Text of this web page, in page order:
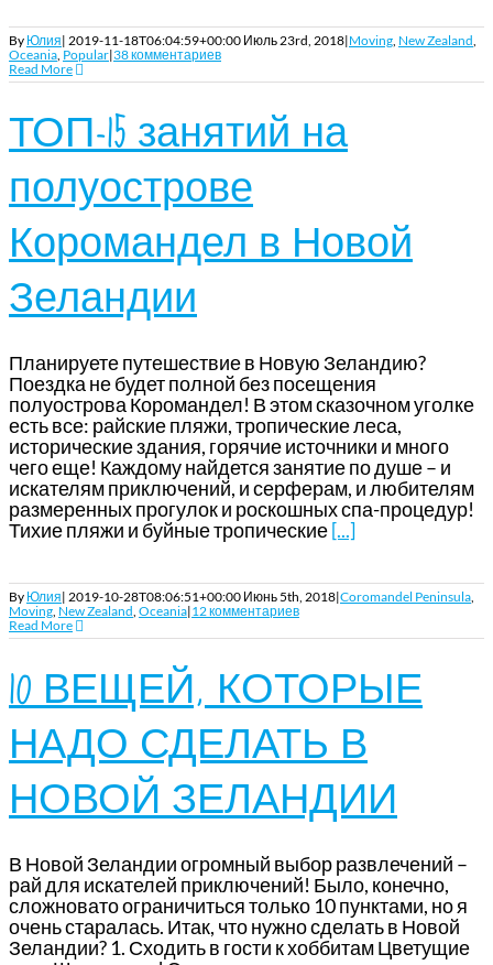
By Юлия| 2019-11-18T06:04:59+00:00 Июль 23rd, 2018|Moving, New Zealand,
Oceania, Popular|38 комментариев
Read More
ТОП-15 занятий на
полуострове
Коромандел в Новой
Зеландии
Планируете путешествие в Новую Зеландию?
Поездка не будет полной без посещения
полуострова Коромандел! В этом сказочном уголке
есть все: райские пляжи, тропические леса,
исторические здания, горячие источники и много
чего еще! Каждому найдется занятие по душе – и
искателям приключений, и серферам, и любителям
размеренных прогулок и роскошных спа-процедур!
Тихие пляжи и буйные тропические[...]
By Юлия| 2019-10-28T08:06:51+00:00 Июнь 5th, 2018|Coromandel Peninsula,
Moving, New Zealand, Oceania|12 комментариев
Read More
10 ВЕЩЕЙ, КОТОРЫЕ
НАДО СДЕЛАТЬ В
НОВОЙ ЗЕЛАНДИИ
В Новой Зеландии огромный выбор развлечений –
рай для искателей приключений! Было, конечно,
сложновато ограничиться только 10 пунктами, но я
очень старалась. Итак, что нужно сделать в Новой
Зеландии? 1. Сходить в гости к хоббитам Цветущие